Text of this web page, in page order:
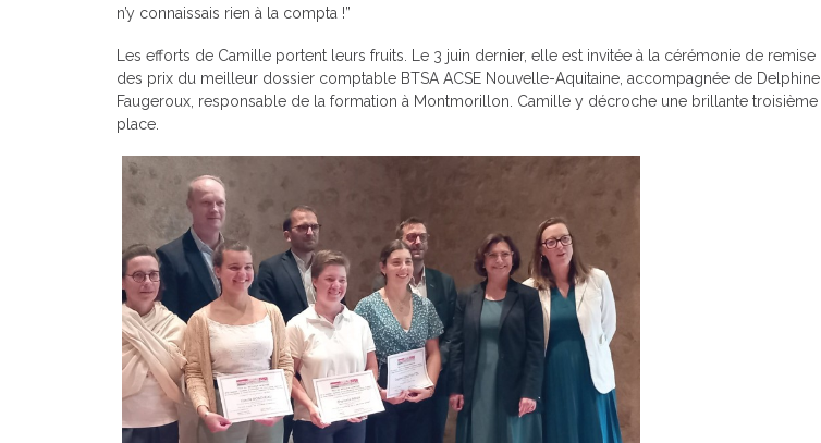
n’y connaissais rien à la compta !”
Les efforts de Camille portent leurs fruits. Le 3 juin dernier, elle est invitée à la cérémonie de remise
des prix du meilleur dossier comptable BTSA ACSE Nouvelle-Aquitaine, accompagnée de Delphine
Faugeroux, responsable de la formation à Montmorillon. Camille y décroche une brillante troisième
place.